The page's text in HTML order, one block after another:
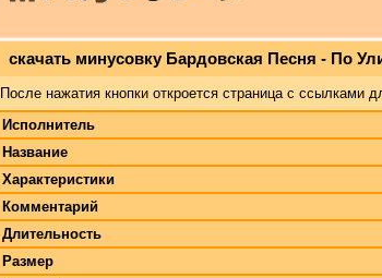
скачать минусовку Бардовская Песня - По
После нажатия кнопки откроется страница с ссылками
Исполнитель
Название
Характеристики
Комментарий
Длительность
Размер